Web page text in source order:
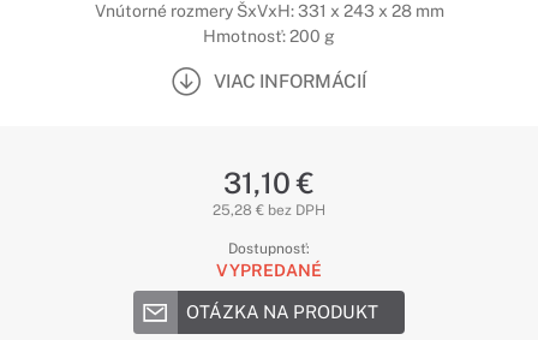
Vnútorné rozmery ŠxVxH: 331 x 243 x 28 mm
Hmotnosť: 200 g
VIAC INFORMÁCIÍ
31,10 €
25,28 € bez DPH
Dostupnosť:
VYPREDANÉ
OTÁZKA NA PRODUKT